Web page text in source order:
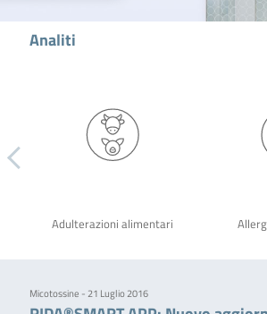
Analiti
Adulterazioni alimentari
Micotossine - 21 Luglio 2016